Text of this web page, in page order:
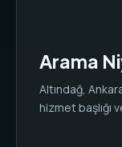
Arama
Altındağ,
hizmet başlığı